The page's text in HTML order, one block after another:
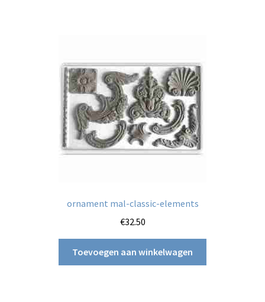
ornament mal-classic-elements
€32.50
Toevoegen aan winkelwagen